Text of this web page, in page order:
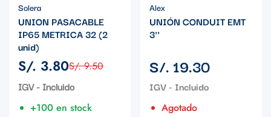
Solera
UNION PASACABLE
IP65 METRICA 32 (2
unid)
Precio
de
S/. 3.80
Precio
regular
S/. 9.50
IGV - Incluido
+100 en stock
Alex
UNIÓN CONDUIT EMT
3''
Precio
regular
S/. 19.30
Agotado